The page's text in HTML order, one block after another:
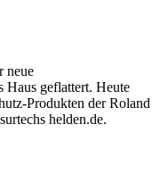
neue
Haus geflattert. Heute
Produkten der Roland
helden.de.